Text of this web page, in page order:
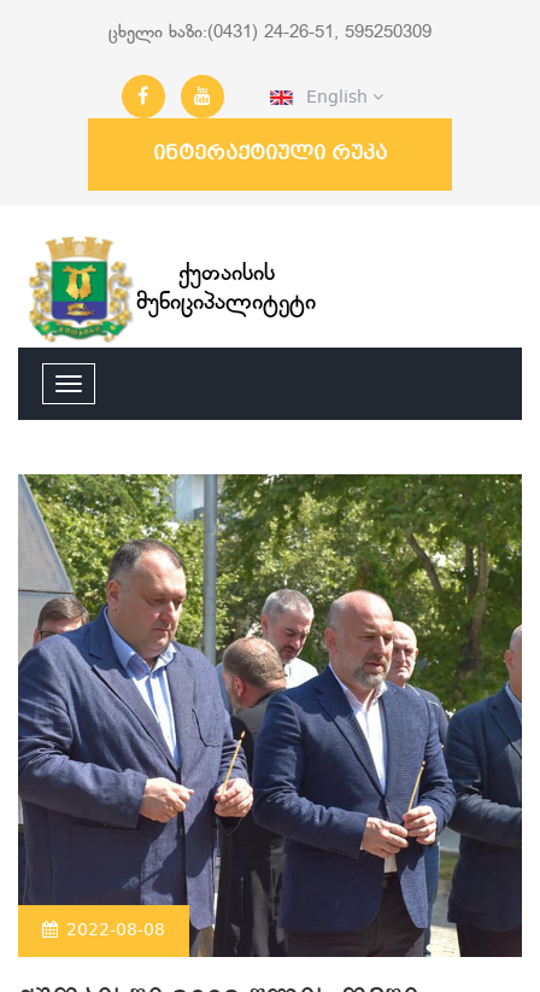
ცხელი ხაზი:(0431) 24-26-51, 595250309
English
ინტერაქტიული რუკა
ქუთაისის
მუნიციპალიტეტი
2022-08-08